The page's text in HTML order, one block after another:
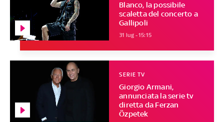
Blanco, la possibile
scaletta del concerto a
Gallipoli
31 lug - 15:15
Giorgio Armani,
annunciata la serie tv
diretta da Ferzan
Özpetek
SERIE TV